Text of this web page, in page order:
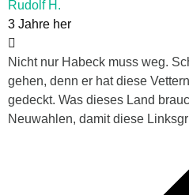
Rudolf H.
3 Jahre her
Nicht nur Habeck muss weg.
gehen, denn er hat diese
gedeckt. Was dieses Land
Neuwahlen, damit diese